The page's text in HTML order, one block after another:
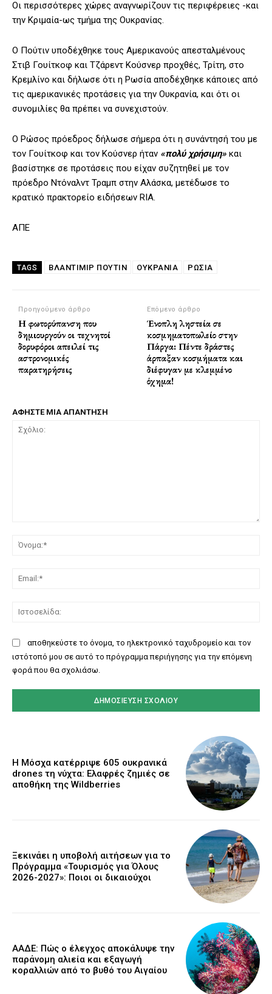
Οι περισσότερες χώρες αναγνωρίζουν τις περιφέρειες -και
την Κριμαία-ως τμήμα της Ουκρανίας.
Ο Πούτιν υποδέχθηκε τους Αμερικανούς απεσταλμένους
Στιβ Γουίτκοφ και Τζάρεντ Κούσνερ προχθές, Τρίτη, στο
Κρεμλίνο και δήλωσε ότι η Ρωσία αποδέχθηκε κάποιες από
τις αμερικανικές προτάσεις για την Ουκρανία, και ότι οι
συνομιλίες θα πρέπει να συνεχιστούν.
O Ρώσος πρόεδρος δήλωσε σήμερα ότι η συνάντησή του με
τον Γουίτκοφ και τον Κούσνερ ήταν «πολύ χρήσιμη» και
βασίστηκε σε προτάσεις που είχαν συζητηθεί με τον
πρόεδρο Ντόναλντ Τραμπ στην Αλάσκα, μετέδωσε το
κρατικό πρακτορείο ειδήσεων RIA.
ΑΠΕ
TAGS ΒΛΑΝΤΊΜΙΡ ΠΟΎΤΙΝ ΟΥΚΡΑΝΙΑ ΡΩΣΙΑ
Προηγούμενο άρθρο
Η φωτορύπανση που
δημιουργούν οι τεχνητοί
δορυφόροι απειλεί τις
αστρονομικές
παρατηρήσεις
Επόμενο άρθρο
Ένοπλη ληστεία σε
κοσμηματοπωλείο στην
Πάργα: Πέντε δράστες
άρπαξαν κοσμήματα και
διέφυγαν με κλεμμένο
όχημα!
ΑΦΗΣΤΕ ΜΙΑ ΑΠΑΝΤΗΣΗ
αποθηκεύστε το όνομα, το ηλεκτρονικό ταχυδρομείο και τον
ιστότοπό μου σε αυτό το πρόγραμμα περιήγησης για την επόμενη
φορά που θα σχολιάσω.
Η Μόσχα κατέρριψε 605 ουκρανικά
drones τη νύχτα: Ελαφρές ζημιές σε
αποθήκη της Wildberries
Ξεκινάει η υποβολή αιτήσεων για το
Πρόγραμμα «Τουρισμός για Όλους
2026-2027»: Ποιοι οι δικαιούχοι
ΑΑΔΕ: Πώς ο έλεγχος αποκάλυψε την
παράνομη αλιεία και εξαγωγή
κοραλλιών από το βυθό του Αιγαίου